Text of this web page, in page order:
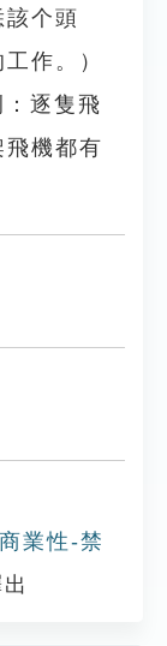
个頭
作。）
逐隻飛
機都有
業性-禁